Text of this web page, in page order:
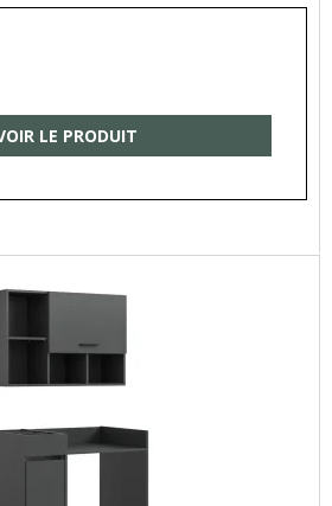
LE PRODUIT